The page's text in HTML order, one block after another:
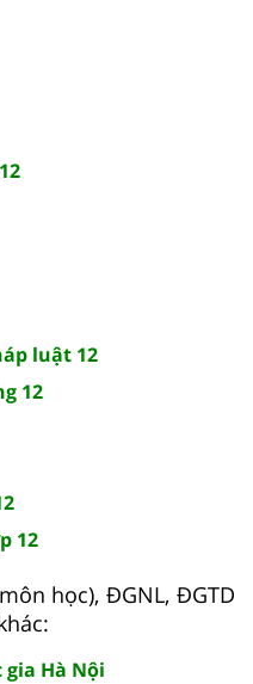
luật 12
12
12
học), ĐGNL, ĐGTD
Hà Nội